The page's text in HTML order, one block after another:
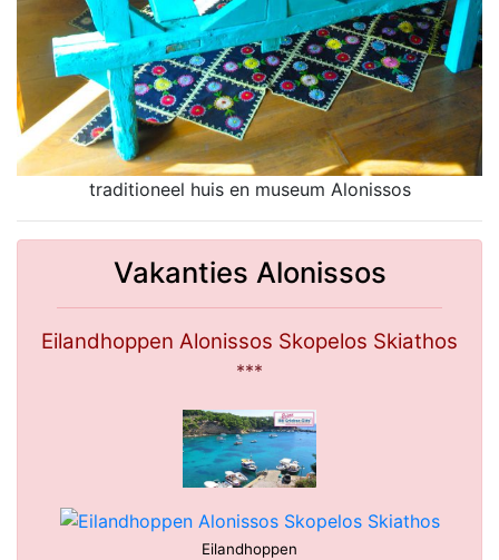
traditioneel huis en museum Alonissos
Vakanties Alonissos
Eilandhoppen Alonissos Skopelos Skiathos
***
Eilandhoppen